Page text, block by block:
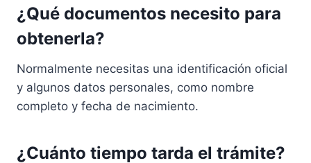
¿Qué documentos necesito para
obtenerla?
Normalmente necesitas una identificación oficial
y algunos datos personales, como nombre
completo y fecha de nacimiento.
¿Cuánto tiempo tarda el trámite?